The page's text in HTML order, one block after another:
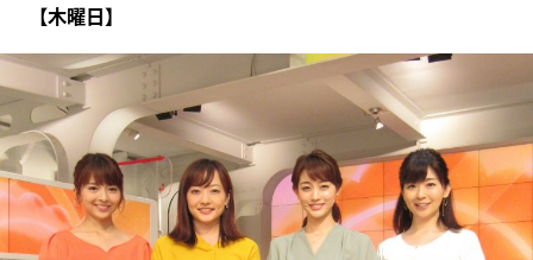
【木曜日】